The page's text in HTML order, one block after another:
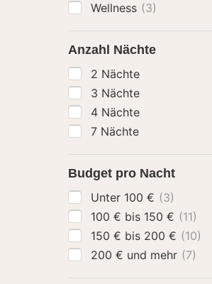
Wellness (3)
Anzahl Nächte
2 Nächte
3 Nächte
4 Nächte
7 Nächte
Budget pro Nacht
Unter 100 € (3)
100 € bis 150 € (11)
150 € bis 200 € (10)
200 € und mehr (7)